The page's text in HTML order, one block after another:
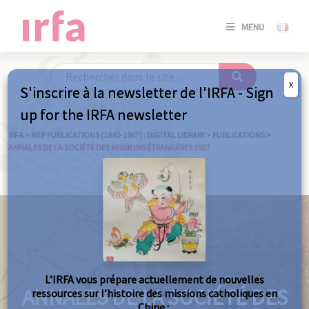
MENU
SE
/
IRFA > MEP PUBLICATIONS (1840-1967) : DIGITAL LIBRARY > PUBLICATIONS >
ANNALES DE LA SOCIÉTÉ DES MISSIONS ÉTRANGÈRES 1927
ANNALES DE LA SOCIÉTÉ DES
S'inscrire à la newsletter de l'IRFA - Sign
up for the IRFA newsletter
L’IRFA vous prépare actuellement de nouvelles
ressources sur l’histoire des missions catholiques en
X